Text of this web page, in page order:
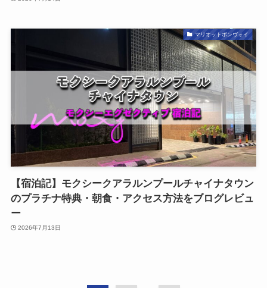
マリオットボンヴォイ
【宿泊記】モクシークアラルンプールチャイナタウン
のプラチナ特典・朝食・アクセス方法をブログレビュ
ー
2026年7月13日